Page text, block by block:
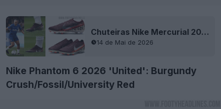
Chuteiras Nike Mercurial 2026 United para mulher vazaram - vistas nos pés de Lauren James
14 de Mai de 2026
Nike Phantom 6 2026 'United': Burgundy
Crush/Fossil/University Red